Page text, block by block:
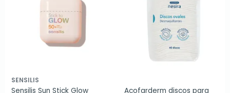
SENSILIS
Sensilis Sun Stick Glow
Acofarderm discos para